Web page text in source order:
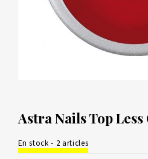
Astra Nails Top
En stock - 2 articles